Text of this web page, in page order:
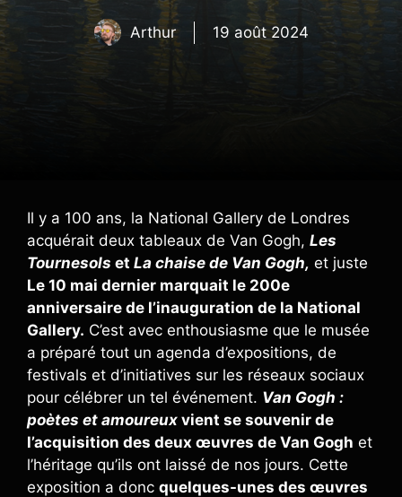
Arthur 19 août 2024
Il y a 100 ans, la National Gallery de Londres
acquérait deux tableaux de Van Gogh, Les
Tournesols et La chaise de Van Gogh, et juste
Le 10 mai dernier marquait le 200e
anniversaire de l’inauguration de la National
Gallery. C’est avec enthousiasme que le musée
a préparé tout un agenda d’expositions, de
festivals et d’initiatives sur les réseaux sociaux
pour célébrer un tel événement. Van Gogh :
poètes et amoureux vient se souvenir de
l’acquisition des deux œuvres de Van Gogh et
l’héritage qu’ils ont laissé de nos jours. Cette
exposition a donc quelques-unes des œuvres